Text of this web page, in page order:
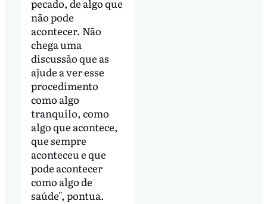
pecado, de algo que
não pode
acontecer. Não
chega uma
discussão que as
ajude a ver esse
procedimento
como algo
tranquilo, como
algo que acontece,
que sempre
aconteceu e que
pode acontecer
como algo de
saúde", pontua.